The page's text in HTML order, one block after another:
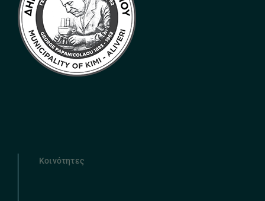
Κοινότητες